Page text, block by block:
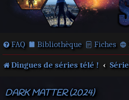
FAQ Bibliothèque Fiches
Dingues de séries télé !
DARK MATTER (2024)